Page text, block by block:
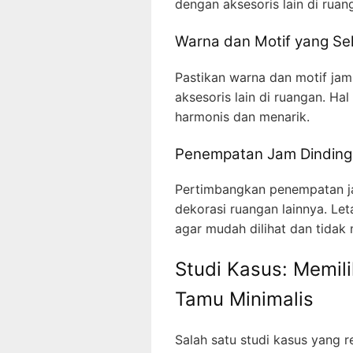
dengan aksesoris lain di
Warna dan Motif yang
Pastikan warna dan motif
aksesoris lain di ruangan.
harmonis dan menarik.
Penempatan Jam
Pertimbangkan penempatan
dekorasi ruangan lainnya.
agar mudah dilihat dan tidak
Studi Kasus:
Tamu Minimalis
Salah satu studi kasus yang